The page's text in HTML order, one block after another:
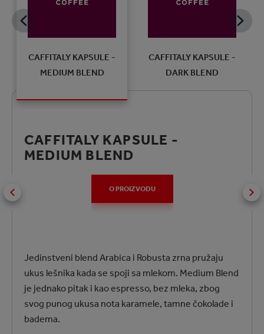
CAFFITALY KAPSULE -
MEDIUM BLEND
CAFFITALY KAPSULE -
DARK BLEND
CAFFITALY KAPSULE -
MEDIUM BLEND
O PROIZVODU
Jedinstveni blend Arabica i Robusta zrna pružaju
ukus lešnika kada se spoji sa mlekom. Medium Blend
je jednako pitak i kao espresso, bez mleka, zbog
svog punog ukusa nota karamele, tamne čokolade i
badema.